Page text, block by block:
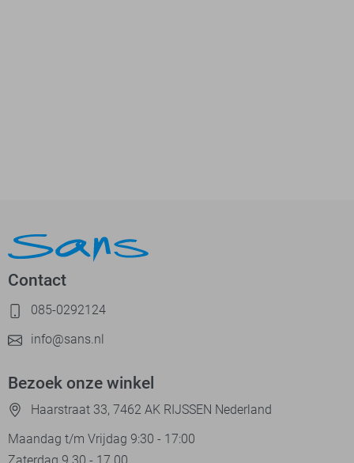
Contact
085-0292124
info@sans.nl
Bezoek onze winkel
Haarstraat 33, 7462 AK RIJSSEN Nederland
Maandag t/m Vrijdag 9:30 - 17:00
Zaterdag 9.30 - 17.00